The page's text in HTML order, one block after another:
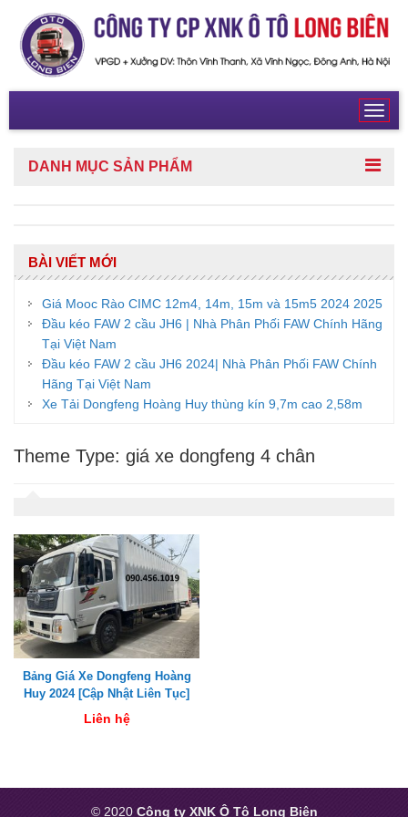
DANH MỤC SẢN PHẨM
BÀI VIẾT MỚI
Giá Mooc Rào CIMC 12m4, 14m, 15m và 15m5 2024 2025
Đầu kéo FAW 2 cầu JH6 | Nhà Phân Phối FAW Chính Hãng
Tại Việt Nam
Đầu kéo FAW 2 cầu JH6 2024| Nhà Phân Phối FAW Chính
Hãng Tại Việt Nam
Xe Tải Dongfeng Hoàng Huy thùng kín 9,7m cao 2,58m
Theme Type: giá xe dongfeng 4 chân
Bảng Giá Xe Dongfeng Hoàng
Huy 2024 [Cập Nhật Liên Tục]
Liên hệ
© 2020 Công ty XNK Ô Tô Long Biên